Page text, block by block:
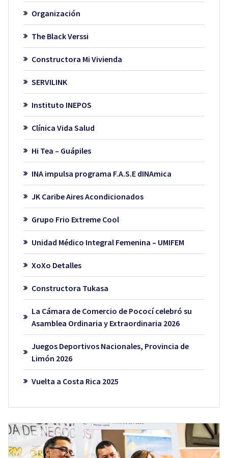
Organización
The Black Verssi
Constructora Mi Vivienda
SERVILINK
Instituto INEPOS
Clínica Vida Salud
Hi Tea – Guápiles
INA impulsa programa F.A.S.E dINAmica
JK Caribe Aires Acondicionados
Grupo Frio Extreme Cool
Unidad Médico Integral Femenina – UMIFEM
XoXo Detalles
Constructora Tukasa
La Cámara de Comercio de Pococí celebró su
Asamblea Ordinaria y Extraordinaria 2026
Juegos Deportivos Nacionales, Provincia de
Limón 2026
Vuelta a Costa Rica 2025